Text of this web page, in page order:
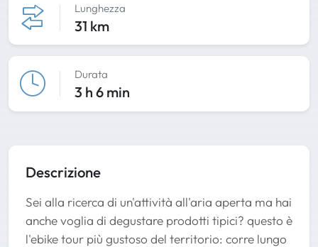
Lunghezza
31 km
Durata
3 h 6 min
Descrizione
Sei alla ricerca di un'attività all'aria aperta ma hai
anche voglia di degustare prodotti tipici? questo è
l'ebike tour più gustoso del territorio: corre lungo